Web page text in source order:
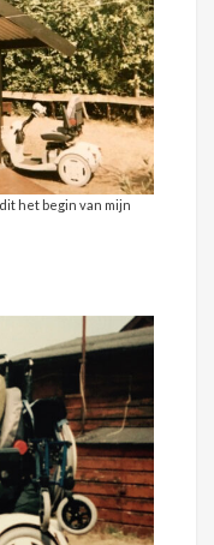
het begin van mijn